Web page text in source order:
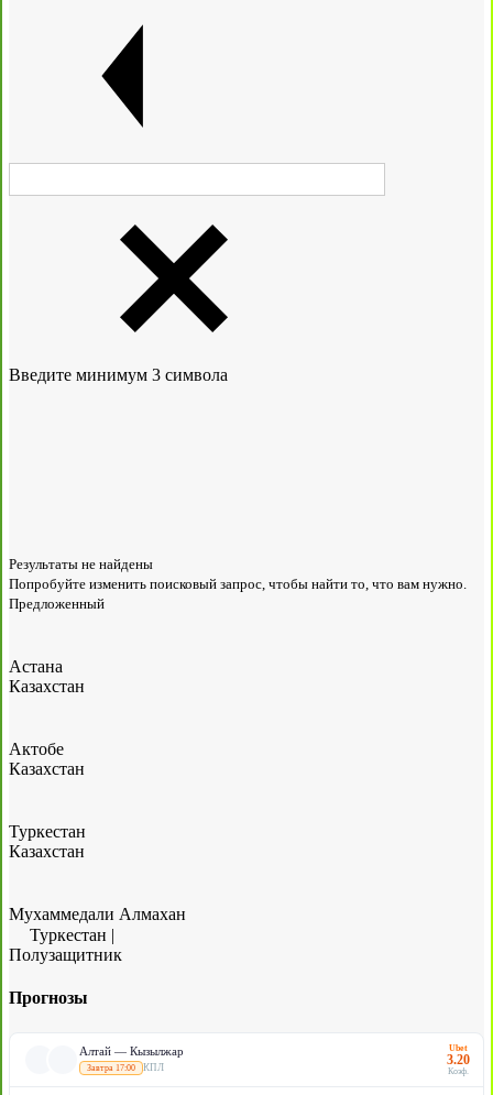
Введите минимум 3 символа
Результаты не найдены
Попробуйте изменить поисковый запрос, чтобы найти то, что вам нужно.
Предложенный
Астана
Казахстан
Актобе
Казахстан
Туркестан
Казахстан
Мухаммедали Алмахан
Туркестан |
Полузащитник
Прогнозы
Алтай — Кызылжар
Завтра 17:00 КПЛ
Ubet
3.20
Коэф.